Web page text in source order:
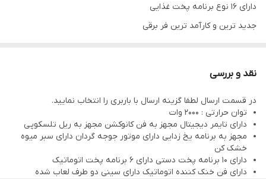
حرارت / جوجه گردان / عایق حرارتی از جنس
دارای تایمر
توان حرارتی
تعداد برنامه پخت 10 برنامه پخت دستی - 6برنامه پخت اتوماتیک
مجهز به
برنامه یخ زدایی - سبد میوه خشک کن - فن
دارای 16 نوع برنامه پخت غذایی
جدید ترین و کارآمد ترین فر برقی
نقد و بررسی
در قسمت ارسال لطفا گزینه ارسال با باربری را انتخاب نمایید.
توان حرارتی : ۲۰۰۰ وات
دارای تایمر دیجیتال مجهز به فن کانوکشن مجهز به ریل تلسکوپی
مجهز به برنامه یخ زدایی دارای موتور جوجه گردان دارای سبر میوه
خشک کن
دارای ۱۰ برنامه پخت دستی دارای ۶ برنامه پخت اتوماتیک
دارای فن خنک کننده اتوماتیک دارای سینی دو طرف لعاب شده